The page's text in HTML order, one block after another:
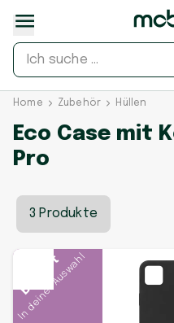
Home Zubehör Hüllen
Eco Case mit
Pro
3 Produkte
Beliebt
In deiner Auswahl